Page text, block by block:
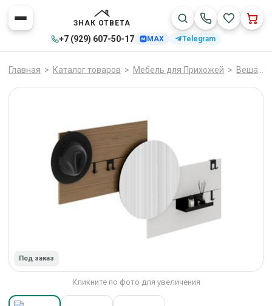
ЗНАК ОТВЕТА
+7 (929) 607-50-17 MAX Telegram
Главная > Каталог товаров > Мебель для Прихожей > Вешалки
Под заказ
Кликните по фото для увеличения